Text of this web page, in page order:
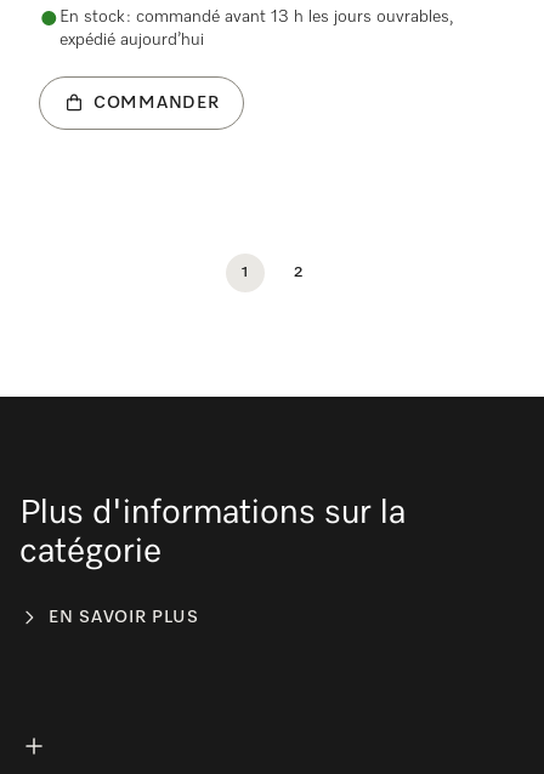
En stock : commandé avant 13 h les jours ouvrables,
expédié aujourd’hui
COMMANDER
1 2
Plus d'informations sur la
catégorie
EN SAVOIR PLUS